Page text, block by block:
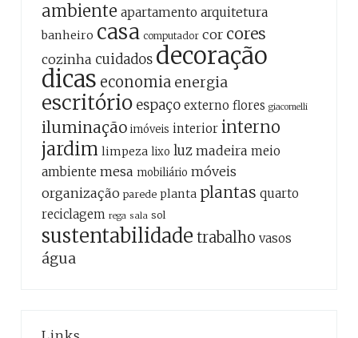
ambiente apartamento arquitetura
banheiro casa computador cor cores
cozinha cuidados decoração
dicas economia energia
escritório espaço externo flores giacomelli
iluminação imóveis interior interno
jardim limpeza lixo luz madeira meio
ambiente mesa mobiliário móveis
organização parede planta plantas quarto
reciclagem rega sala sol
sustentabilidade trabalho vasos
água